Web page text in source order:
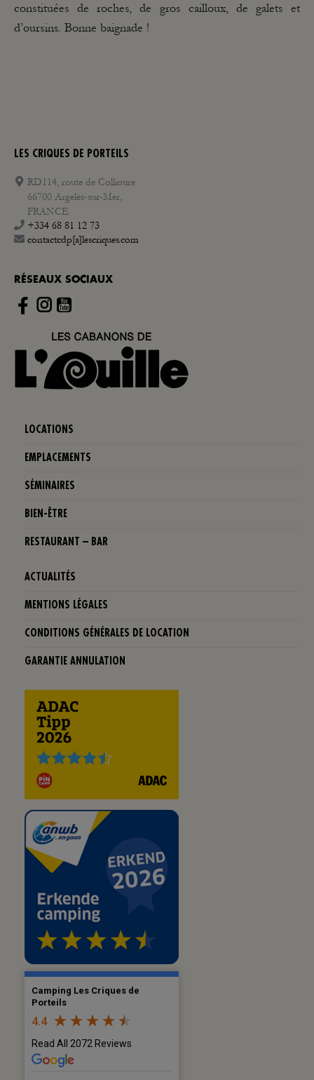
constituées de roches, de gros cailloux, de galets et
d’oursins. Bonne baignade !
LES CRIQUES DE PORTEILS
RD114, route de Collioure
66700 Argelès-sur-Mer,
FRANCE
+334 68 81 12 73
contactcdp[a]lescriques.com
RÉSEAUX SOCIAUX
Instagram
LOCATIONS
EMPLACEMENTS
SÉMINAIRES
BIEN-ÊTRE
RESTAURANT – BAR
ACTUALITÉS
MENTIONS LÉGALES
CONDITIONS GÉNÉRALES DE LOCATION
GARANTIE ANNULATION
Camping Les Criques de
Porteils
4.4
Read All 2072 Reviews